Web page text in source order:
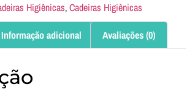
Higiênicas, Cadeiras Higiênicas
Informação adicional Avaliações (0)